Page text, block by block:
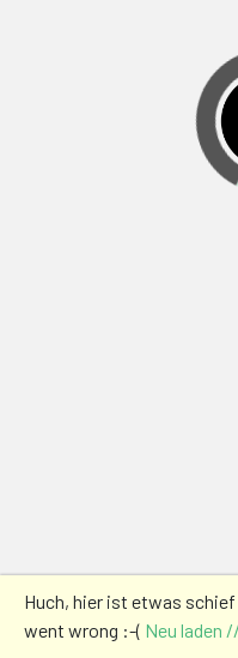
Huch, hier ist etwas
went wrong :-( Neu laden